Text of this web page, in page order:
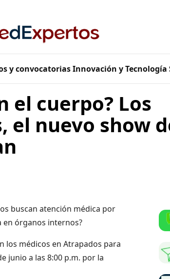
y convocatorias Innovación y Tecnología
el cuerpo? Los
el nuevo show
buscan atención médica por
en órganos internos?
los médicos en Atrapados para
junio a las 8:00 p.m. por la